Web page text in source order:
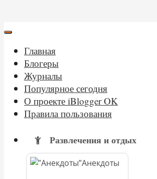
Главная
Блогеры
Журналы
Популярное сегодня
О проекте iBlogger OK
Правила пользования
Развлечения и отдых
Анекдоты